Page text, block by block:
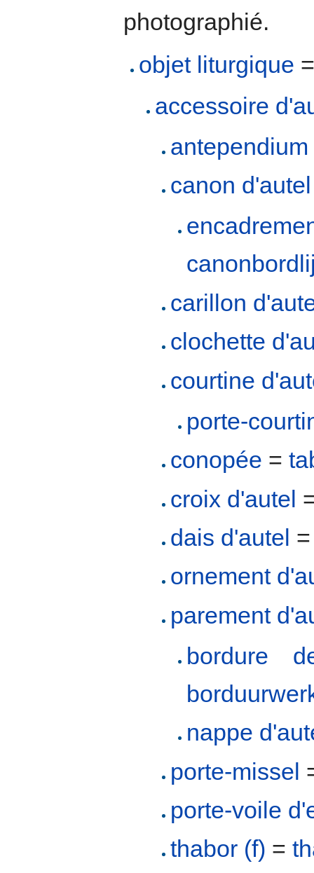
photographié.
objet liturgique
accessoire
antependium
canon d'autel
carillon
clochette
courtine
porte-
conopée =
croix d'autel
dais d'autel
ornement
parement
bordure
nappe
porte-missel
porte-voile
thabor (f) =